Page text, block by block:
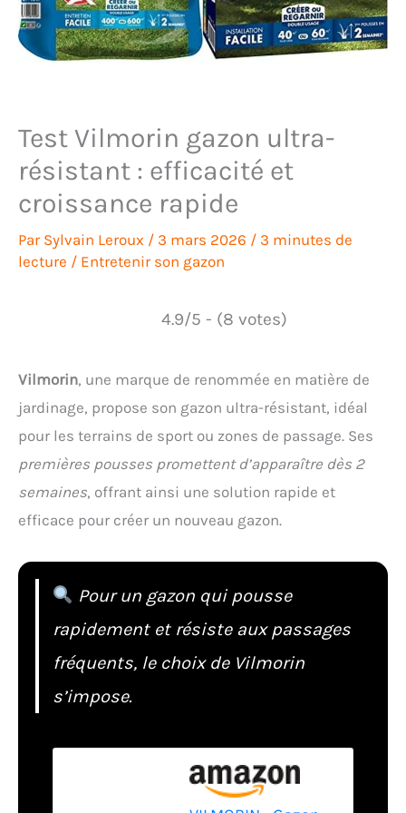
Test Vilmorin gazon ultra-
résistant : efficacité et
croissance rapide
Par Sylvain Leroux / 3 mars 2026 / 3 minutes de
lecture / Entretenir son gazon
4.9/5 - (8 votes)
Vilmorin, une marque de renommée en matière de
jardinage, propose son gazon ultra-résistant, idéal
pour les terrains de sport ou zones de passage. Ses
premières pousses promettent d’apparaître dès 2
semaines, offrant ainsi une solution rapide et
efficace pour créer un nouveau gazon.
Pour un gazon qui pousse
rapidement et résiste aux passages
fréquents, le choix de Vilmorin
s’impose.